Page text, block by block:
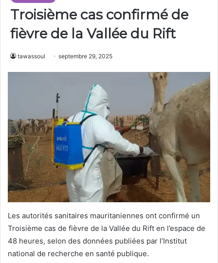
Troisième cas confirmé de
fièvre de la Vallée du Rift
tawassoul septembre 29, 2025
Les autorités sanitaires mauritaniennes ont confirmé un
Troisième cas de fièvre de la Vallée du Rift en l’espace de
48 heures, selon des données publiées par l’Institut
national de recherche en santé publique.